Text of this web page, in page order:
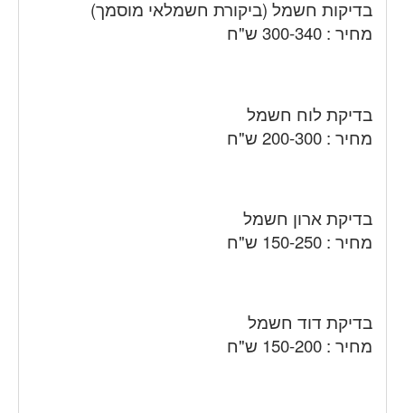
בדיקות חשמל (ביקורת חשמלאי מוסמך)
מחיר : 300-340 ש"ח
בדיקת לוח חשמל
מחיר : 200-300 ש"ח
בדיקת ארון חשמל
מחיר : 150-250 ש"ח
בדיקת דוד חשמל
מחיר : 150-200 ש"ח